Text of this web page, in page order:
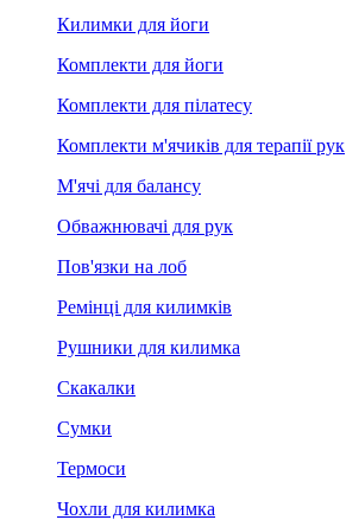
Килимки для йоги
Комплекти для йоги
Комплекти для пілатесу
Комплекти м'ячиків для терапії рук
М'ячі для балансу
Обважнювачі для рук
Пов'язки на лоб
Ремінці для килимків
Рушники для килимка
Скакалки
Сумки
Термоси
Чохли для килимка